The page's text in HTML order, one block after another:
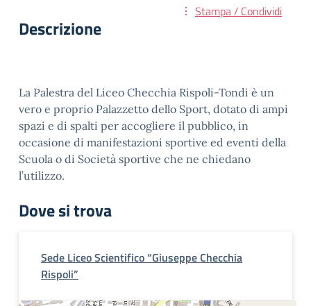
Stampa / Condividi
Descrizione
La Palestra del Liceo Checchia Rispoli-Tondi è un
vero e proprio Palazzetto dello Sport, dotato di ampi
spazi e di spalti per accogliere il pubblico, in
occasione di manifestazioni sportive ed eventi della
Scuola o di Società sportive che ne chiedano
l’utilizzo.
Dove si trova
Sede Liceo Scientifico “Giuseppe Checchia
Rispoli”